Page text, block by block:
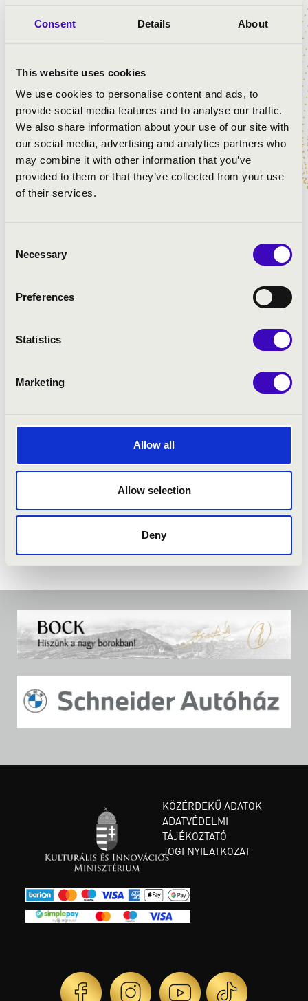
Consent Details About
This website uses cookies
We use cookies to personalise content and ads, to
provide social media features and to analyse our traffic.
We also share information about your use of our site with
our social media, advertising and analytics partners who
may combine it with other information that you’ve
provided to them or that they’ve collected from your use
of their services.
Selection
Necessary
Preferences
Statistics
Marketing
Allow all
Allow selection
Deny
királynőjét. Az általa nyújtott különleges zenei élményt
általában csak a templom falain belül élvezhetjük, de
vándor orgonát indít útnak, hogy minél több ember
hallhassa kivételes hangját.
Kövesse nyomon a vándor orgona Dél-Alföldi
állomásait!
Dóbisz Áron orgonaművész koncertjei:
Gyógyfürdő
ELŐADÓK:
KÖZÉRDEKŰ ADATOK
ADATVÉDELMI
TÁJÉKOZTATÓ
JOGI NYILATKOZAT